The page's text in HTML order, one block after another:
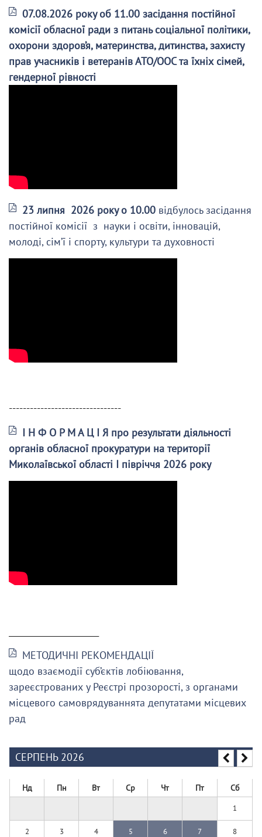
07.08.2026 року об 11.00 засідання постійної
комісії обласної ради з питань соціальної політики,
охорони здоров’я, материнства, дитинства, захисту
прав учасників і ветеранів АТО/ООС та їхніх сімей,
гендерної рівності
23 липня 2026 року о 10.00 відбулось засідання
постійної комісії з науки і освіти, інновацій,
молоді, сім’ї і спорту, культури та духовності
--------------------------------
І Н Ф О Р М А Ц І Я про результати діяльності
органів обласної прокуратури на території
Миколаївської області І півріччя 2026 року
МЕТОДИЧНІ РЕКОМЕНДАЦІЇ
щодо взаємодії суб’єктів лобіювання,
зареєстрованих у Реєстрі прозорості, з органами
місцевого самоврядуваннята депутатами місцевих
рад
СЕРПЕНЬ 2026
Нд Пн Вт Ср Чт Пт Сб
1
2 3 4 5 6 7 8